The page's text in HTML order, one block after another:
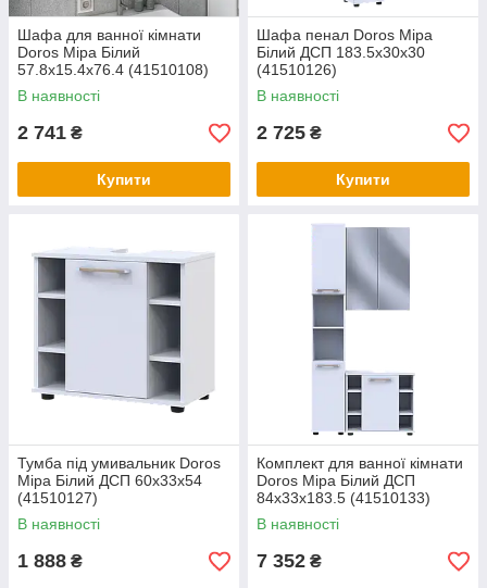
Шафа для ванної кімнати
Doros Міра Білий
57.8х15.4х76.4 (41510108)
В наявності
2 741 ₴
Купити
Шафа пенал Doros Міра
Білий ДСП 183.5х30х30
(41510126)
В наявності
2 725 ₴
Купити
Тумба під умивальник Doros
Міра Білий ДСП 60х33х54
(41510127)
В наявності
1 888 ₴
Комплект для ванної кімнати
Doros Міра Білий ДСП
84х33х183.5 (41510133)
В наявності
7 352 ₴